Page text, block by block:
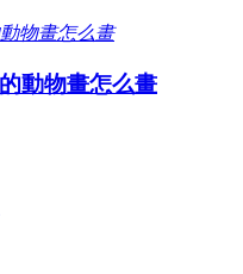
動物畫怎么畫